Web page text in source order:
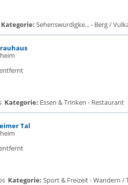
Kategorie: Sehenswürdigke... - Berg /
Kategorie: Essen & Trinken - Restaurant
Tal
Kategorie: Sport & Freizeit - Wandern /